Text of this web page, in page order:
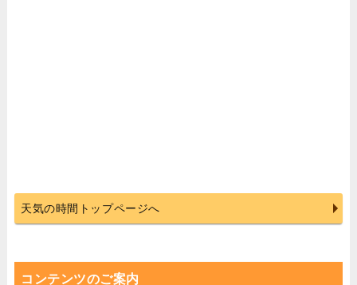
天気の時間トップページへ
コンテンツのご案内